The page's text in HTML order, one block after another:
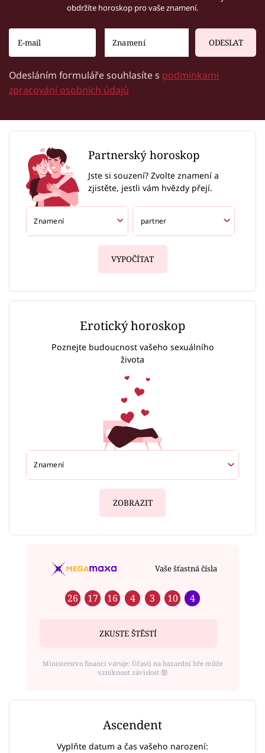
obdržíte horoskop pro vaše znamení.
ODESLAT
Odesláním formuláře souhlasíte s podmínkami
zpracování osobních údajů
Partnerský horoskop
Jste si souzení? Zvolte znamení a
zjistěte, jestli vám hvězdy přejí.
VYPOČÍTAT
Erotický horoskop
Poznejte budoucnost vašeho sexuálního
života
ZOBRAZIT
Vaše šťastná čísla
26 17 16 4 3 10 4
ZKUSTE ŠTĚSTÍ
Ministerstvo financí varuje: Účastí na hazardní hře může
vzniknout závislost ⑱
Ascendent
Vyplňte datum a čas vašeho narození: